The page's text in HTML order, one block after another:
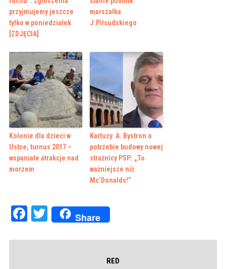
przyjmujemy jeszcze
tylko w poniedziałek
[ZDJĘCIA]
marszałka
J.Piłsudskiego
Kolonie dla dzieci w
Ustce, turnus 2017 –
wspaniałe atrakcje nad
morzem
Kartuzy. A. Bystron o
potrzebie budowy nowej
strażnicy PSP: „To
ważniejsze niż
Mc’Donalds!”
Facebook
Twitter
Share
RED